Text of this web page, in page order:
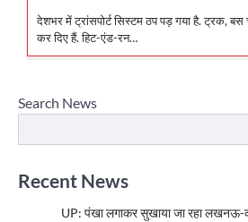
देशभर में ट्रांसपोर्ट सिस्टम ठप पड़ गया है. ट्रक, बस
कर दिए हैं. हिट-एंड-रन…
Search News
Recent News
UP: पंखा लगाकर सुखाया जा रहा